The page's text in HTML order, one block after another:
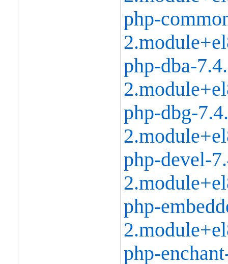
php-
php-dba-
php-dbg-
php-devel-
php-
php-